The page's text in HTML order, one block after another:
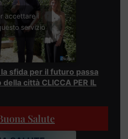
accettare i
servizio
la sfida per il futuro passa
città CLICCA PER IL
Salute